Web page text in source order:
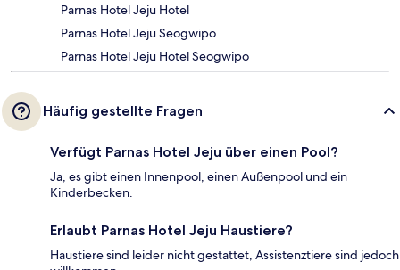
Parnas Hotel Jeju Hotel
Parnas Hotel Jeju Seogwipo
Parnas Hotel Jeju Hotel Seogwipo
Häufig gestellte Fragen
Verfügt Parnas Hotel Jeju über einen Pool?
Ja, es gibt einen Innenpool, einen Außenpool und ein
Kinderbecken.
Erlaubt Parnas Hotel Jeju Haustiere?
Haustiere sind leider nicht gestattet, Assistenztiere sind jedoch